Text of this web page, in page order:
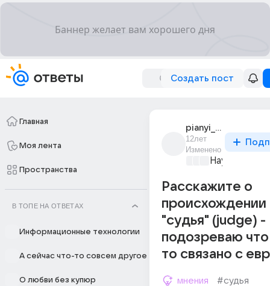
Создать пост
Главная
Моя лента
Пространства
В ТОПЕ НА ОТВЕТАХ
Информационные технологии
А сейчас что-то совсем другое
О любви без купюр
pianyi_pirat_3
12лет
Изменено
Наука
Расскажите о
происхождении
"судья" (judge) -
подозреваю
то связано с
мнения
#судья